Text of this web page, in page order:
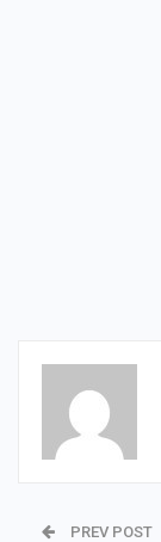
PREV POST